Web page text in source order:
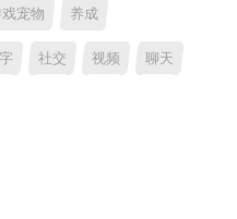
宠物 养成
社交 视频 聊天